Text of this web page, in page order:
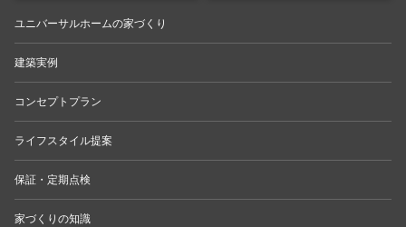
ユニバーサルホームの家づくり
建築実例
コンセプトプラン
ライフスタイル提案
保証・定期点検
家づくりの知識